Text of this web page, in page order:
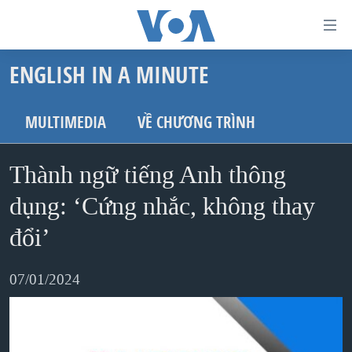
dẫn
truy
cập
dung
chính
Tới
hướng
chính
TRANG CHỦ
VIỆT NAM
HOA KỲ
BIỂN ĐÔNG
THẾ GIỚI
BLOG
MỤC
CHIẾN TRANH THƯƠNG MẠI CỦA MỸ: QUÁ KHỨ VÀ HIỆN
ENGLISH IN A MINUTE
MULTIMEDIA VỀ CHƯƠNG TRÌNH
Thành ngữ tiếng Anh thông
dụng: ‘Cứng nhắc, không thay
đổi’
07/01/2024